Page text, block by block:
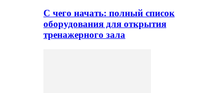
С чего начать: полный список
оборудования для открытия
тренажерного зала